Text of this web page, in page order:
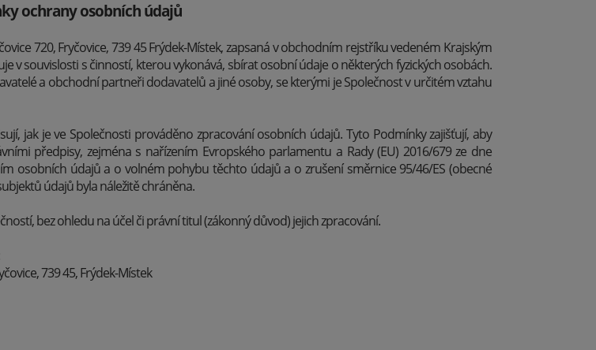
ochrany osobních údajů
720, Fryčovice, 739 45 Frýdek-Místek, zapsaná v obchodním rejstříku vedeném Krajským
v souvislosti s činností, kterou vykonává, sbírat osobní údaje o některých fyzických osobách.
a obchodní partneři dodavatelů a jiné osoby, se kterými je Společnost v určitém vztahu
jak je ve Společnosti prováděno zpracování osobních údajů. Tyto Podmínky zajišťují, aby
předpisy, zejména s nařízením Evropského parlamentu a Rady (EU) 2016/679 ze dne
osobních údajů a o volném pohybu těchto údajů a o zrušení směrnice 95/46/ES (obecné
údajů byla náležitě chráněna.
bez ohledu na účel či právní titul (zákonný důvod) jejich zpracování.
739 45, Frýdek-Místek